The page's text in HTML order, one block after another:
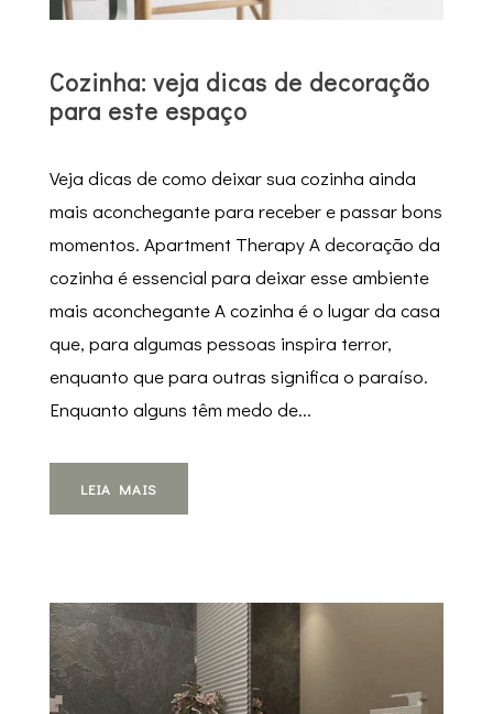
Cozinha: veja dicas de decoração
para este espaço
Veja dicas de como deixar sua cozinha ainda
mais aconchegante para receber e passar bons
momentos. Apartment Therapy A decoração da
cozinha é essencial para deixar esse ambiente
mais aconchegante A cozinha é o lugar da casa
que, para algumas pessoas inspira terror,
enquanto que para outras significa o paraíso.
Enquanto alguns têm medo de...
LEIA MAIS